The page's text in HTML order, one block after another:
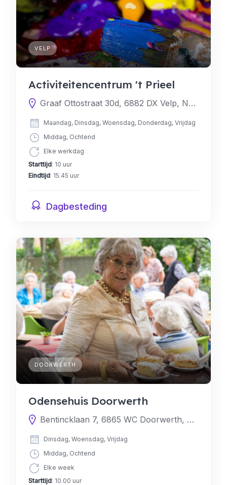
VELP
Activiteitencentrum 't Prieel
Graaf Ottostraat 30d, 6882 DX Velp, Nederland
Maandag, Dinsdag, Woensdag, Donderdag, Vrijdag
Middag, Ochtend
Elke werkdag
Starttijd: 10 uur
Eindtijd: 15.45 uur
Dagbesteding
DOORWERTH
Odensehuis Doorwerth
Bentincklaan 7, 6865 WC Doorwerth, Nederland
Dinsdag, Woensdag, Vrijdag
Middag, Ochtend
Elke week
Starttijd: 10.00 uur